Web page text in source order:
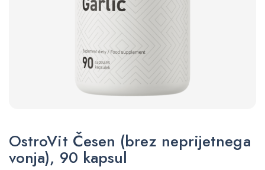
OstroVit Česen (brez neprijetnega
vonja), 90 kapsul